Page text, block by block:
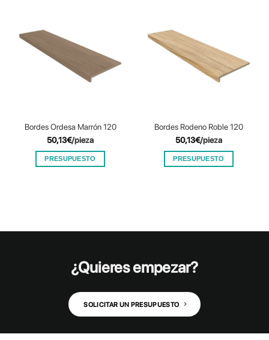
Bordes Ordesa Marrón 120
50,13€/pieza
PRESUPUESTO
Bordes Rodeno Roble 120
50,13€/pieza
PRESUPUESTO
¿Quieres empezar?
SOLICITAR UN PRESUPUESTO